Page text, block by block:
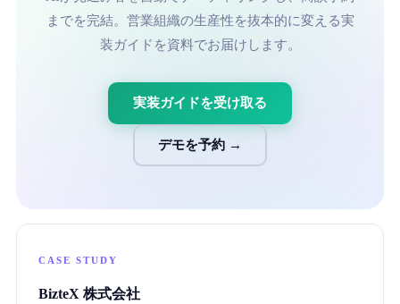
までを完結。営業組織の生産性を抜本的に変える実
装ガイドを資料でお届けします。
実装ガイドを受け取る
デモを予約 →
CASE STUDY
BizteX 株式会社